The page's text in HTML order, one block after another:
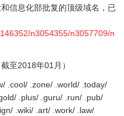
信息化部批复的顶级域名，已
n3054355/n3057709/n
至2018年01月）
.cool/ .zone/ .world/ .today/
.plus/ .guru/ .run/ .pub/
.wiki/ .art/ .work/ .law/